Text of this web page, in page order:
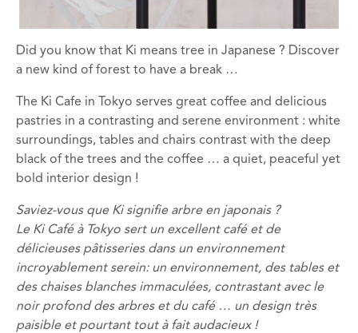
Did you know that Ki means tree in Japanese ? Discover
a new kind of forest to have a break …
The Ki Cafe in Tokyo serves great coffee and delicious
pastries in a contrasting and serene environment : white
surroundings, tables and chairs contrast with the deep
black of the trees and the coffee … a quiet, peaceful yet
bold interior design !
Saviez-vous que Ki signifie arbre en japonais ?
Le Ki Café à Tokyo sert un excellent café et de
délicieuses pâtisseries dans un environnement
incroyablementserein: un environnement, des tables et
des chaises blanches immaculées, contrastant avec le
noir profond des arbres et du café … un design très
paisible et pourtant tout à fait audacieux !